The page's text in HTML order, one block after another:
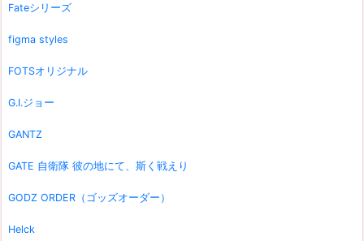
Fateシリーズ
figma styles
FOTSオリジナル
G.I.ジョー
GANTZ
GATE 自衛隊 彼の地にて、斯く戦えり
GODZ ORDER（ゴッズオーダー）
Helck